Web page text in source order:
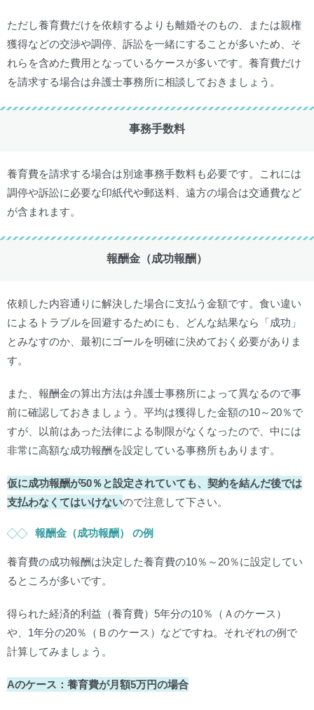
ただし養育費だけを依頼するよりも離婚そのもの、または親権
獲得などの交渉や調停、訴訟を一緒にすることが多いため、そ
れらを含めた費用となっているケースが多いです。養育費だけ
を請求する場合は弁護士事務所に相談しておきましょう。
事務手数料
養育費を請求する場合は別途事務手数料も必要です。これには
調停や訴訟に必要な印紙代や郵送料、遠方の場合は交通費など
が含まれます。
報酬金（成功報酬）
依頼した内容通りに解決した場合に支払う金額です。食い違い
によるトラブルを回避するためにも、どんな結果なら「成功」
とみなすのか、最初にゴールを明確に決めておく必要がありま
す。
また、報酬金の算出方法は弁護士事務所によって異なるので事
前に確認しておきましょう。平均は獲得した金額の10～20％で
すが、以前はあった法律による制限がなくなったので、中には
非常に高額な成功報酬を設定している事務所もあります。
仮に成功報酬が50％と設定されていても、契約を結んだ後では
支払わなくてはいけないので注意して下さい。
報酬金（成功報酬） の例
養育費の成功報酬は決定した養育費の10％～20％に設定してい
るところが多いです。
得られた経済的利益（養育費）5年分の10％（Ａのケース）
や、1年分の20％（Ｂのケース）などですね。それぞれの例で
計算してみましょう。
Aのケース：養育費が月額5万円の場合